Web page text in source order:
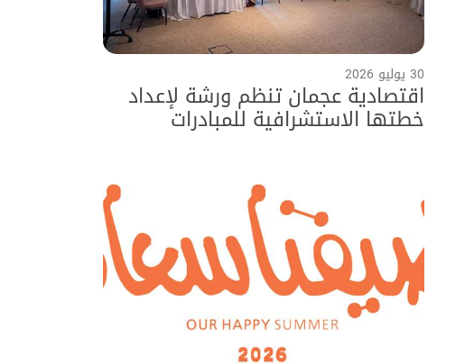
30 يوليو 2026
اقتصادية عجمان تنظم ورشة لإعداد
خطتها الاستشرافية للمبادرات
والمشاريع المستقبلية حتى عام 2040